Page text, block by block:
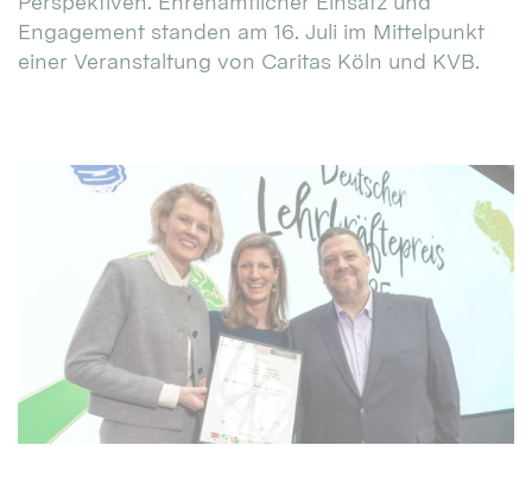
Engagement standen am 16. Juli im Mittelpunkt
einer Veranstaltung von Caritas Köln und KVB.